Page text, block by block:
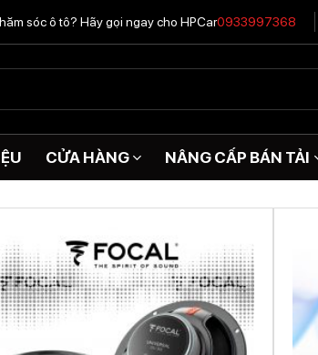
sóc ô tô? Hãy gọi ngay cho HPCar0933997368
CỬA HÀNG NÂNG CẤP BÁN TẢI